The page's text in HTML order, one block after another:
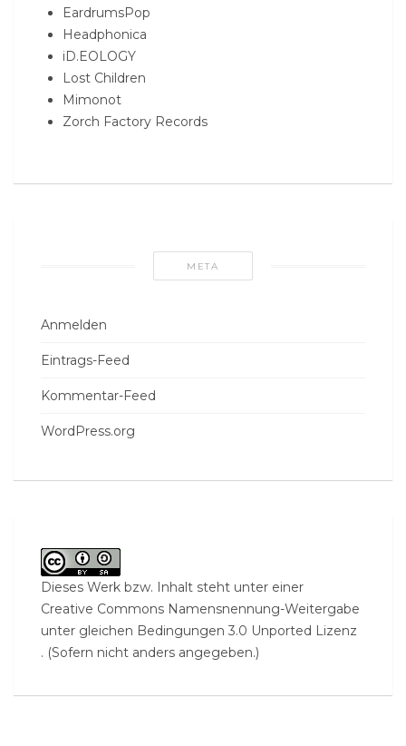
EardrumsPop
Headphonica
iD.EOLOGY
Lost Children
Mimonot
Zorch Factory Records
META
Anmelden
Eintrags-Feed
Kommentar-Feed
WordPress.org
Dieses Werk bzw. Inhalt steht unter einer
Creative Commons Namensnennung-Weitergabe
unter gleichen Bedingungen 3.0 Unported Lizenz
. (Sofern nicht anders angegeben.)